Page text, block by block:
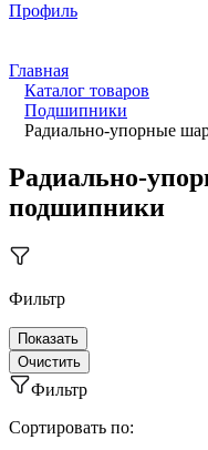
Профиль
Главная
Каталог товаров
Подшипники
Радиально-упорные
Радиально-
подшипники
Фильтр
Фильтр
Сортировать по: